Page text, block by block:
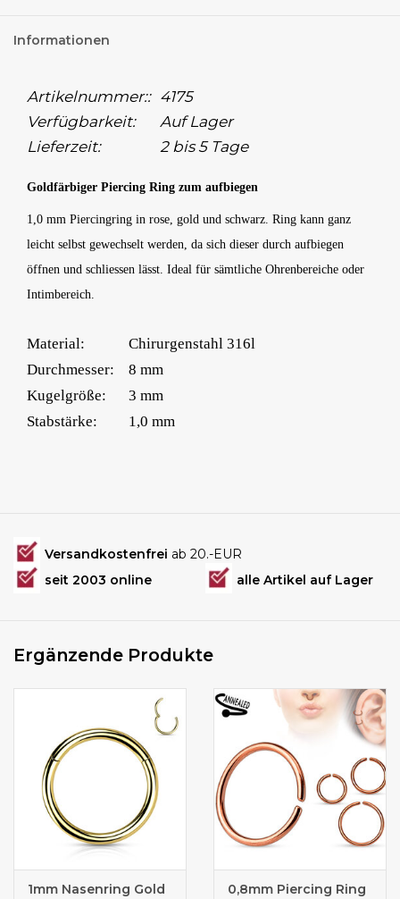
Informationen
Artikelnummer:: 4175
Verfügbarkeit:
Auf Lager
Lieferzeit:
2 bis 5 Tage
Goldfärbiger Piercing Ring zum aufbiegen
1,0 mm Piercingring in rose, gold und schwarz. Ring kann ganz
leicht selbst gewechselt werden, da sich dieser durch aufbiegen
öffnen und schliessen lässt. Ideal für sämtliche Ohrenbereiche oder
Intimbereich.
Material:
Chirurgenstahl 316l
Durchmesser:
8 mm
Kugelgröße:
3 mm
Stabstärke:
1,0 mm
Versandkostenfrei ab 20.-EUR
seit 2003 online
alle Artikel auf Lager
Ergänzende Produkte
1mm Nasenring Gold
0,8mm Piercing Ring